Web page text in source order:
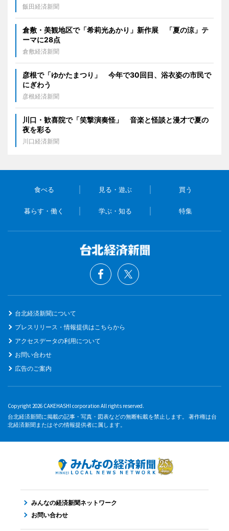
飯田経済新聞
倉敷・美観地区で「希莉光あかり」新作展 「夏の涼」テ
ーマに28点
倉敷経済新聞
彦根で「ゆかたまつり」 今年で30回目、浴衣姿の市民で
にぎわう
彦根経済新聞
川口・歓喜院で「笑撃演奏怪」 音楽と怪談と漫才で夏の
夜を彩る
川口経済新聞
食べる 見る・遊ぶ 買う
暮らす・働く 学ぶ・知る 特集
台北経済新聞について
プレスリリース・情報提供はこちらから
アクセスデータの利用について
お問い合わせ
広告のご案内
Copyright 2026 CAKEHASHI corporation All rights reserved.
台北経済新聞に掲載の記事・写真・図表などの無断転載を禁止します。 著作権は台
北経済新聞またはその情報提供者に属します。
みんなの経済新聞ネットワーク
お問い合わせ